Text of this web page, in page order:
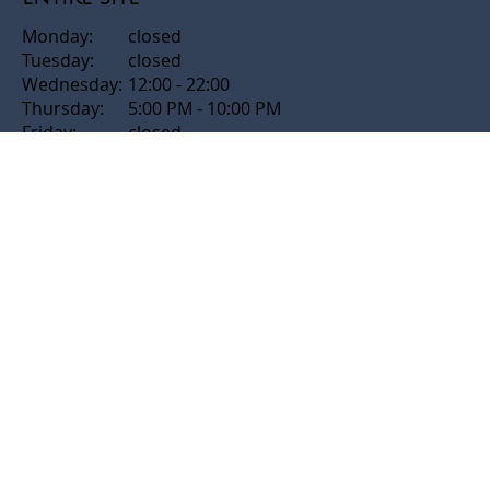
closed
closed
12:00 - 22:00
5:00 PM - 10:00 PM
closed
Monday:
Tuesday:
Wednesday:
Thursday:
Friday: